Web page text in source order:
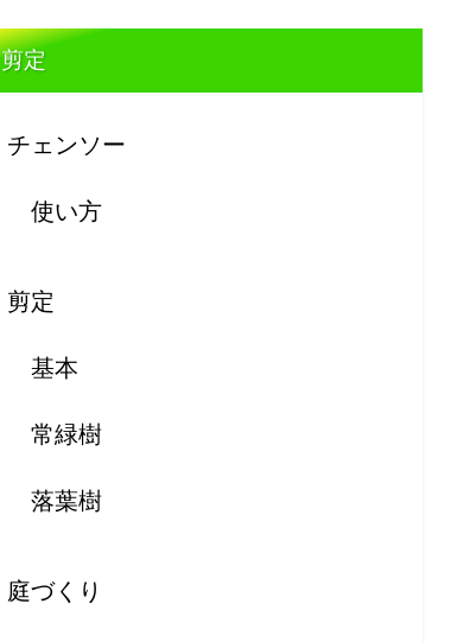
剪定
チェンソー
使い方
剪定
基本
常緑樹
落葉樹
庭づくり